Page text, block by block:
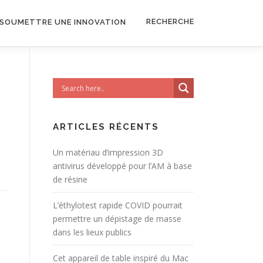
SOUMETTRE UNE INNOVATION RECHERCHE
ARTICLES RÉCENTS
Un matériau d’impression 3D
antivirus développé pour l’AM à base
de résine
L’éthylotest rapide COVID pourrait
permettre un dépistage de masse
dans les lieux publics
Cet appareil de table inspiré du Mac